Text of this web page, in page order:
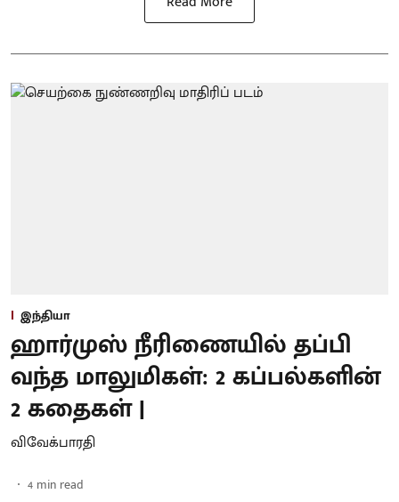
இந்தியா
ஹார்முஸ் நீரிணையில் தப்பி
வந்த மாலுமிகள்: 2 கப்பல்களின்
2 கதைகள் |
விவேக்பாரதி
4 min read